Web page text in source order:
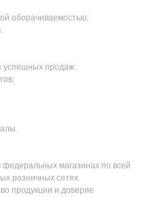
оборачиваемостью;
успешных продаж:
федеральных магазинах по всей
розничных сетях.
продукции и доверие